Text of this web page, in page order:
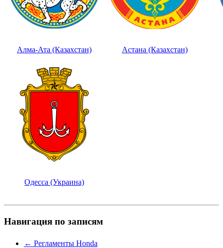
Алма-Ата (Казахстан) Астана (Казахстан)
Одесса (Украина)
Навигация по записям
← Регламенты Honda